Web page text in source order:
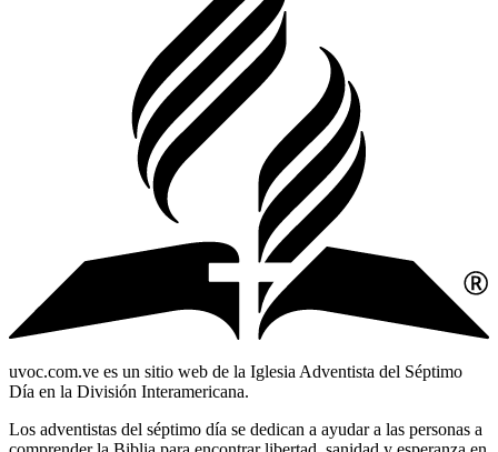
uvoc.com.ve es un sitio web de la Iglesia Adventista del Séptimo
Día en la División Interamericana.
Los adventistas del séptimo día se dedican a ayudar a las personas a